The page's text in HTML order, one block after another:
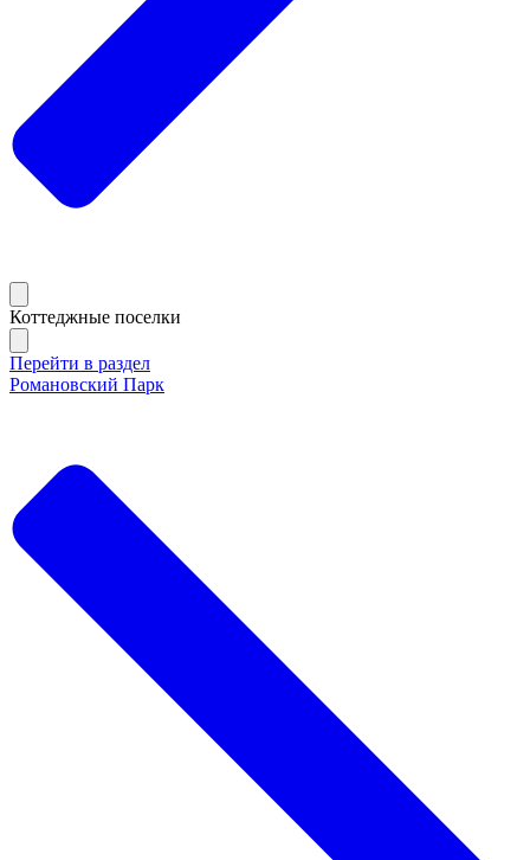
Коттеджные поселки
Перейти в раздел
Романовский Парк